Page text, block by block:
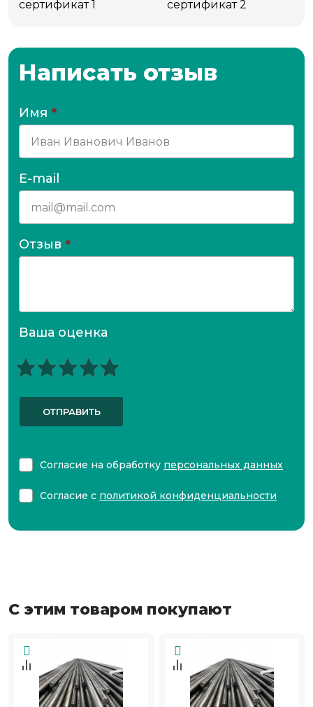
сертификат 1
сертификат 2
Написать отзыв
Имя *
E-mail
Отзыв *
Ваша оценка
ОТПРАВИТЬ
Согласие на обработку персональных данных
Согласие с политикой конфиденциальности
С этим товаром покупают